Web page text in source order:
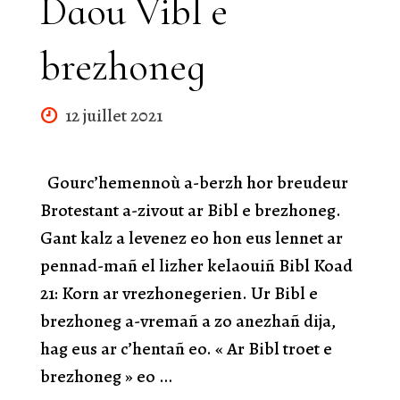
!
Le
premier
Daou Vibl e
brezhoneg
12 juillet 2021
Gourc’hemennoù a-berzh hor breudeur
Brotestant a-zivout ar Bibl e brezhoneg.
Gant kalz a levenez eo hon eus lennet ar
pennad-mañ el lizher kelaouiñ Bibl Koad
21: Korn ar vrezhonegerien. Ur Bibl e
brezhoneg a-vremañ a zo anezhañ dija,
hag eus ar c’hentañ eo. « Ar Bibl troet e
brezhoneg » eo …